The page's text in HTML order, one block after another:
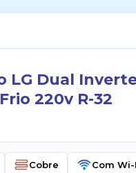
LG Dual
220v R-32
Cobre Com Wi-